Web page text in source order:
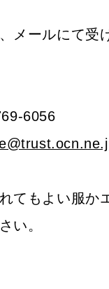
メールにて受
6056
てもよい服か
い。